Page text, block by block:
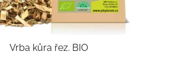
Vrba kůra řez. BIO